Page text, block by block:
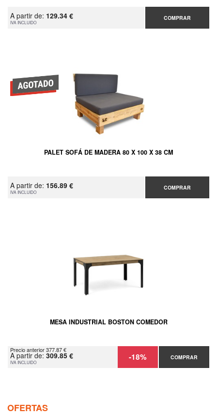
A partir de: 129.34 €
IVA INCLUIDO
COMPRAR
PALET SOFÁ DE MADERA 80 X 100 X 38 CM
A partir de: 156.89 €
IVA INCLUIDO
COMPRAR
MESA INDUSTRIAL BOSTON COMEDOR
Precio anterior 377.87 €
A partir de: 309.85 €
IVA INCLUIDO -18% COMPRAR
OFERTAS